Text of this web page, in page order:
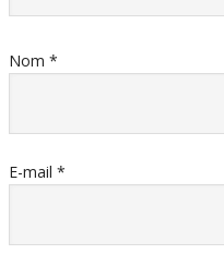
Nom *
E-mail *